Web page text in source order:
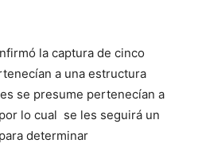
la captura de cinco
a una estructura
se presume pertenecían a
lo cual se les seguirá un
determinar